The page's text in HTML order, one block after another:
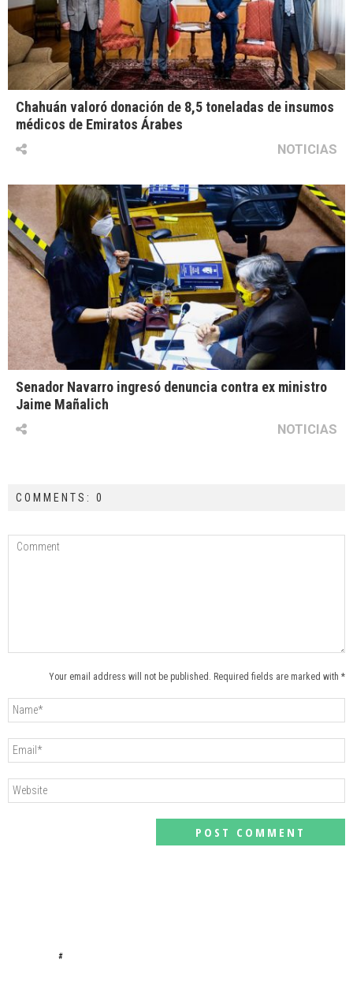
Chahuán valoró donación de 8,5 toneladas de insumos
médicos de Emiratos Árabes
NOTICIAS
Senador Navarro ingresó denuncia contra ex ministro
Jaime Mañalich
NOTICIAS
COMMENTS: 0
Your email address will not be published. Required fields are marked with *
#